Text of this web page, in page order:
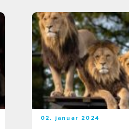
02. januar 2024